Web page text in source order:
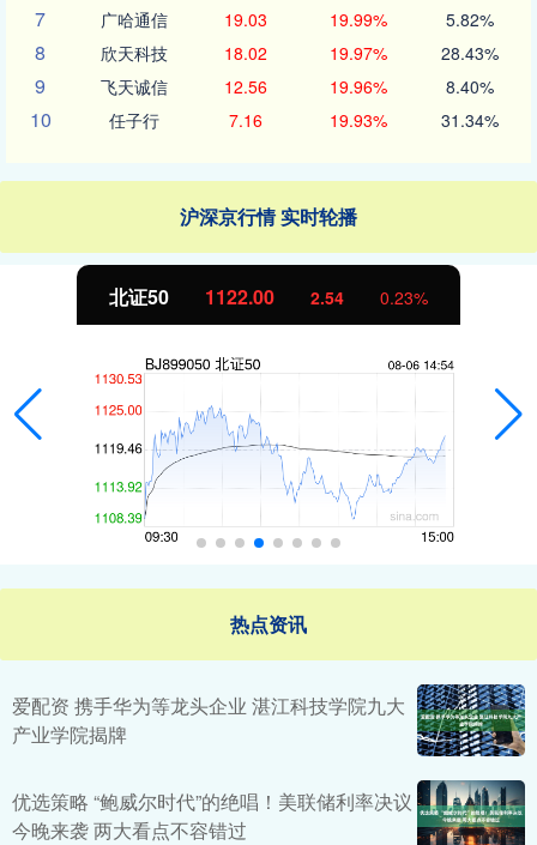
7 广哈通信 19.03 19.99% 5.82%
8 欣天科技 18.02 19.97% 28.43%
9 飞天诚信 12.56 19.96% 8.40%
10 任子行 7.16 19.93% 31.34%
沪深京行情 实时轮播
北证50 1122.00 2.54 0.23%
热点资讯
爱配资 携手华为等龙头企业 湛江科技学院九大
产业学院揭牌
优选策略 “鲍威尔时代”的绝唱！美联储利率决议
今晚来袭 两大看点不容错过